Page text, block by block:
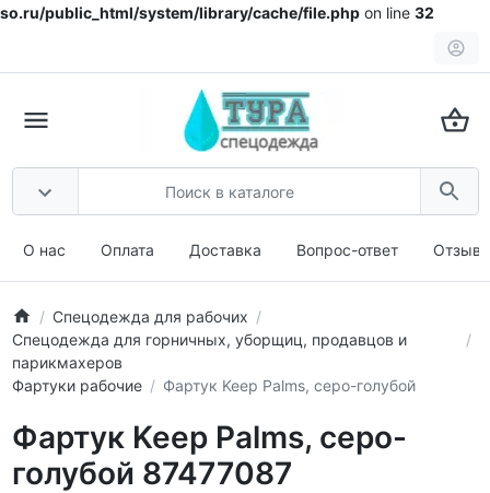
so.ru/public_html/system/library/cache/file.php on line 32
О нас Оплата Доставка Вопрос-ответ
Спецодежда для рабочих
Спецодежда для горничных, уборщиц, продавцов и
парикмахеров
Фартуки рабочие
Фартук Keep Palms, серо-голубой
Фартук Keep Palms, серо-
голубой 87477087